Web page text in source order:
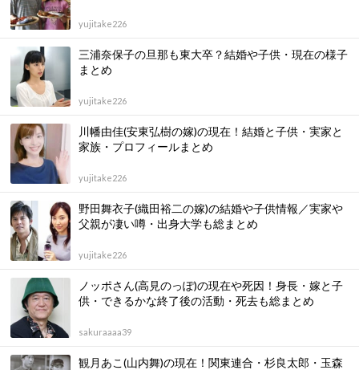
yujitake226
三浦奈保子の旦那も東大卒？結婚や子供・現在の様子
まとめ
yujitake226
川幡由佳(安東弘樹の嫁)の現在！結婚と子供・実家と
家族・プロフィールまとめ
yujitake226
野田舞衣子(織田裕二の嫁)の結婚や子供情報／実家や
父親が凄い噂・出身大学も総まとめ
yujitake226
ノッポさん(高見のっぽ)の現在や死因！身長・嫁と子
供・できるかな終了後の活動・死去も総まとめ
sakuraaaa39
観月あこ(山内舞)の現在！関東連合・杉良太郎・玉森